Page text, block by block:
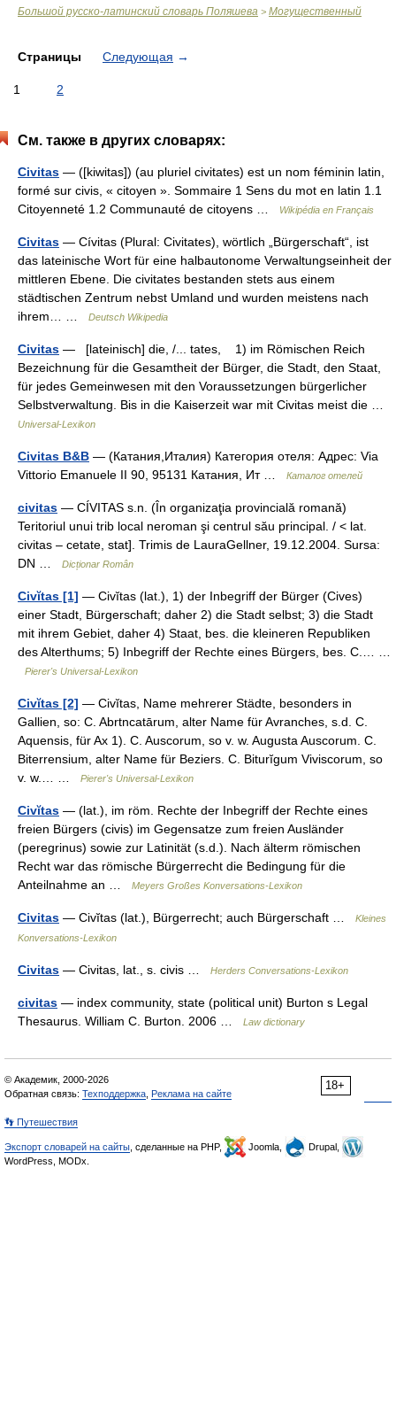
Большой русско-латинский словарь Поляшева > Могущественный
Страницы Следующая →
1 2
См. также в других словарях:
Civitas — ([kiwitas]) (au pluriel civitates) est un nom féminin latin,
formé sur civis, « citoyen ». Sommaire 1 Sens du mot en latin 1.1
Citoyenneté 1.2 Communauté de citoyens …
Wikipédia en Français
Civitas — Cívitas (Plural: Civitates), wörtlich „Bürgerschaft“, ist
das lateinische Wort für eine halbautonome Verwaltungseinheit der
mittleren Ebene. Die civitates bestanden stets aus einem
städtischen Zentrum nebst Umland und wurden meistens nach
ihrem… …
Deutsch Wikipedia
Civitas — [lateinisch] die, /... tates, 1) im Römischen Reich
Bezeichnung für die Gesamtheit der Bürger, die Stadt, den Staat,
für jedes Gemeinwesen mit den Voraussetzungen bürgerlicher
Selbstverwaltung. Bis in die Kaiserzeit war mit Civitas meist die …
Universal-Lexikon
Civitas B&B — (Катания,Италия) Категория отеля: Адрес: Via
Vittorio Emanuele II 90, 95131 Катания, Ит …
Каталог отелей
civitas — CÍVITAS s.n. (În organizaţia provincială romană)
Teritoriul unui trib local neroman şi centrul său principal. / < lat.
civitas – cetate, stat]. Trimis de LauraGellner, 19.12.2004. Sursa:
DN …
Dicționar Român
Civĭtas [1] — Civĭtas (lat.), 1) der Inbegriff der Bürger (Cives)
einer Stadt, Bürgerschaft; daher 2) die Stadt selbst; 3) die Stadt
mit ihrem Gebiet, daher 4) Staat, bes. die kleineren Republiken
des Alterthums; 5) Inbegriff der Rechte eines Bürgers, bes. C.… …
Pierer's Universal-Lexikon
Civĭtas [2] — Civĭtas, Name mehrerer Städte, besonders in
Gallien, so: C. Abrtncatārum, alter Name für Avranches, s.d. C.
Aquensis, für Ax 1). C. Auscorum, so v. w. Augusta Auscorum. C.
Biterrensium, alter Name für Beziers. C. Biturĭgum Viviscorum, so
v. w.… …
Pierer's Universal-Lexikon
Civĭtas — (lat.), im röm. Rechte der Inbegriff der Rechte eines
freien Bürgers (civis) im Gegensatze zum freien Ausländer
(peregrinus) sowie zur Latinität (s.d.). Nach älterm römischen
Recht war das römische Bürgerrecht die Bedingung für die
Anteilnahme an …
Meyers Großes Konversations-Lexikon
Civitas — Civĭtas (lat.), Bürgerrecht; auch Bürgerschaft …
Kleines
Konversations-Lexikon
Civitas — Civitas, lat., s. civis … Herders Conversations-Lexikon
civitas — index community, state (political unit) Burton s Legal
Thesaurus. William C. Burton. 2006 …
Law dictionary
18+
© Академик, 2000-2026
Обратная связь: Техподдержка Реклама на сайте
👣 Путешествия
Экспорт словарей на сайты , сделанные на PHP, Joomla,
Drupal,
WordPress, MODx.